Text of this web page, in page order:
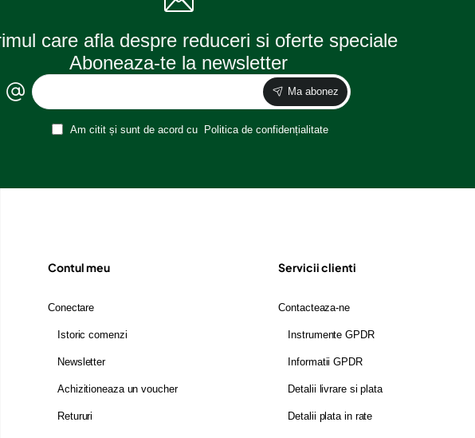
care afla despre reduceri si oferte speciale
Aboneaza-te la newsletter
Ma abonez
Am citit și sunt de acord cu Politica de confidențialitate
Contul meu
Conectare
Istoric comenzi
Newsletter
Achizitioneaza un voucher
Retururi
Servicii clienti
Contacteaza-ne
Instrumente GPDR
Informatii GPDR
Detalii livrare si plata
Detalii plata in rate